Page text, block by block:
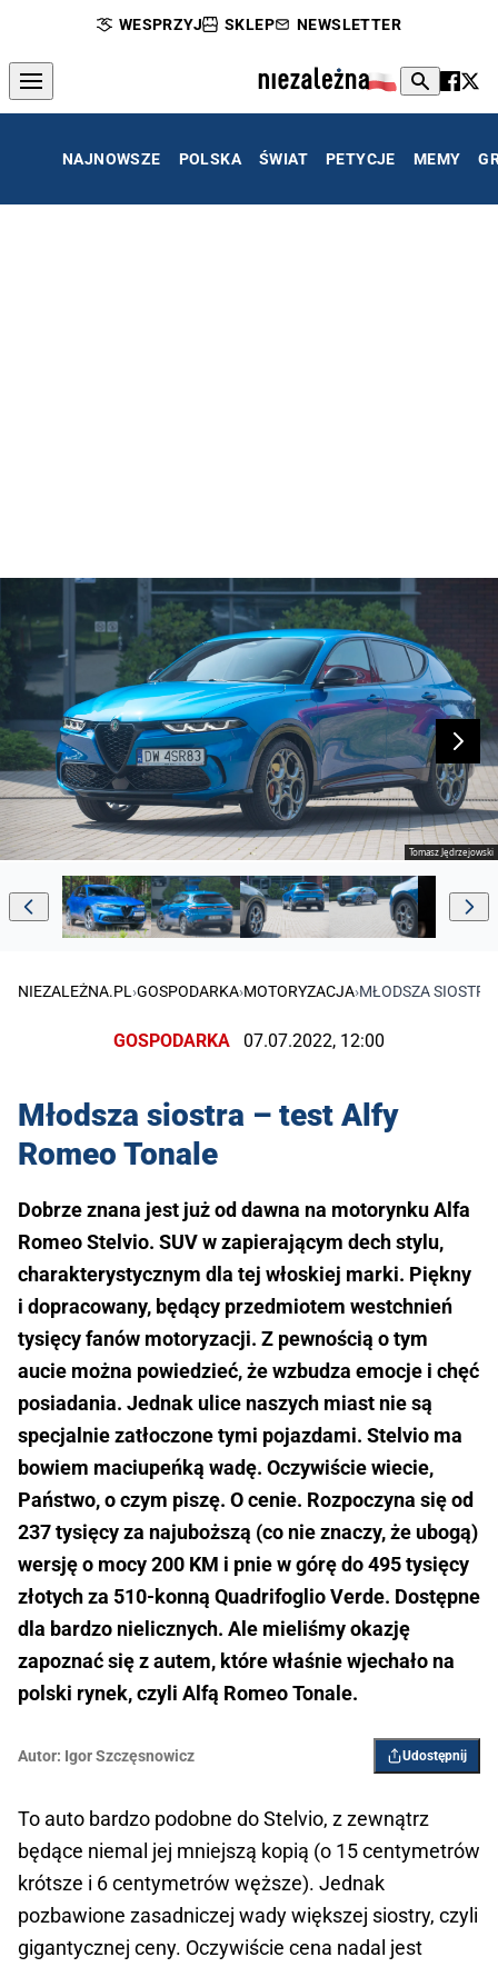
WESPRZYJ SKLEP NEWSLETTER
NAJNOWSZE POLSKA ŚWIAT PETYCJE MEMY
Tomasz Jędrzejowski
NIEZALEŻNA.PL ›GOSPODARKA›MOTORYZACJA›MŁODSZA
GOSPODARKA 07.07.2022, 12:00
Młodsza siostra – test Alfy
Romeo Tonale
Dobrze znana jest już od dawna na motorynku Alfa
Romeo Stelvio. SUV w zapierającym dech stylu,
charakterystycznym dla tej włoskiej marki. Piękny
i dopracowany, będący przedmiotem westchnień
tysięcy fanów motoryzacji. Z pewnością o tym
aucie można powiedzieć, że wzbudza emocje i chęć
posiadania. Jednak ulice naszych miast nie są
specjalnie zatłoczone tymi pojazdami. Stelvio ma
bowiem maciupeńką wadę. Oczywiście wiecie,
Państwo, o czym piszę. O cenie. Rozpoczyna się od
237 tysięcy za najuboższą (co nie znaczy, że ubogą)
wersję o mocy 200 KM i pnie w górę do 495 tysięcy
złotych za 510-konną Quadrifoglio Verde. Dostępne
dla bardzo nielicznych. Ale mieliśmy okazję
zapoznać się z autem, które właśnie wjechało na
polski rynek, czyli Alfą Romeo Tonale.
Autor: Igor ­Szczęsnowicz Udostępnij
To auto bardzo podobne do Stelvio, z zewnątrz
będące niemal jej mniejszą kopią (o 15 centymetrów
krótsze i 6 centymetrów węższe). Jednak
pozbawione zasadniczej wady większej siostry, czyli
gigantycznej ceny. Oczywiście cena nadal jest